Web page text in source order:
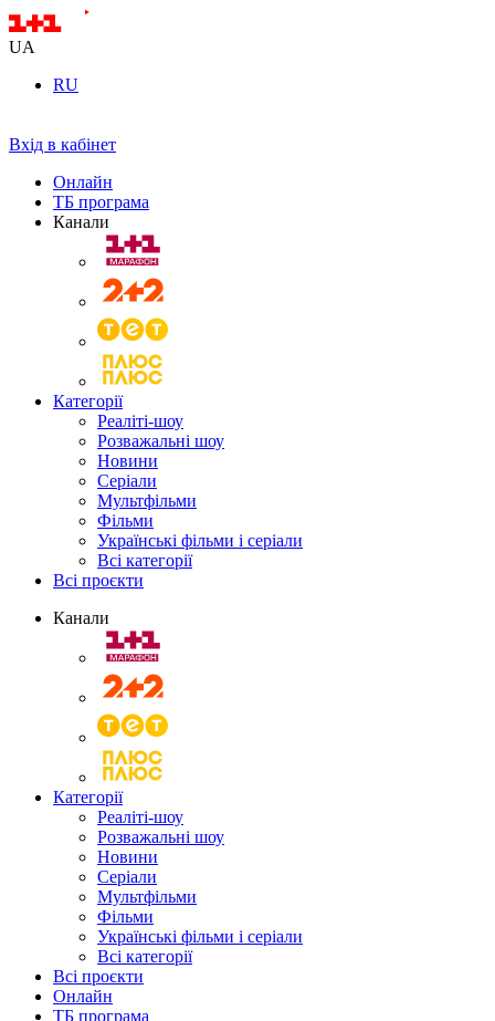
UA
RU
Вхід в кабінет
Онлайн
ТБ програма
Канали
Категорії
Реаліті-шоу
Розважальні шоу
Новини
Серіали
Мультфільми
Фільми
Українські фільми і серіали
Всі категорії
Всі проєкти
Канали
Категорії
Реаліті-шоу
Розважальні шоу
Новини
Серіали
Мультфільми
Фільми
Українські фільми і серіали
Всі категорії
Всі проєкти
Онлайн
ТБ програма